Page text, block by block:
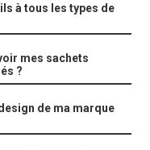
à tous les types de
mes sachets
?
de ma marque